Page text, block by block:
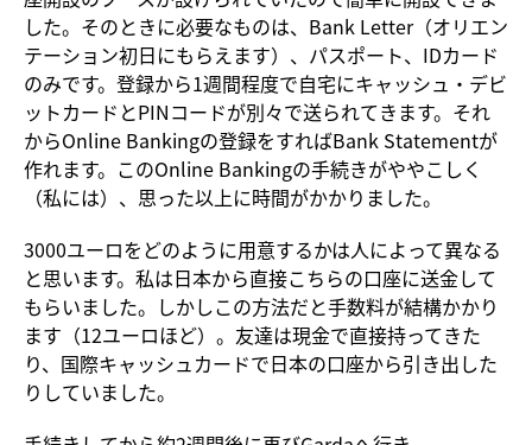
した。そのときに必要なものは、Bank Letter（オリエン
テーション初日にもらえます）、パスポート、IDカード
のみです。登録から1週間程度で自宅にキャッシュ・デビ
ットカードとPINコードが別々で送られてきます。それ
からOnline Bankingの登録をすればBank Statementが
作れます。このOnline Bankingの手続きがややこしく
（私には）、思った以上に時間がかかりました。
3000ユーロをどのように用意するかは人によって異なる
と思います。私は日本から直接こちらの口座に送金して
もらいました。しかしこの方法だと手数料が結構かかり
ます（12ユーロほど）。友達は現金で直接持ってきた
り、国際キャッシュカードで日本の口座から引き出した
りしていました。